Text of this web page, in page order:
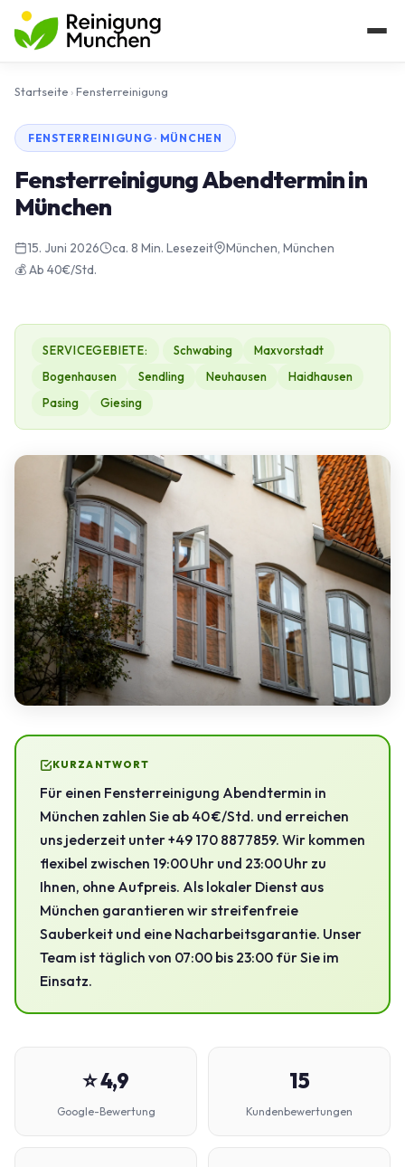
Startseite ›Fensterreinigung
FENSTERREINIGUNG · MÜNCHEN
Fensterreinigung Abendtermin in
München
15. Juni 2026 ca. 8 Min. Lesezeit
München, München
💰 Ab 40€/Std.
SERVICEGEBIETE: Schwabing
Maxvorstadt
Bogenhausen
Sendling Neuhausen
Haidhausen
Pasing
Giesing
KURZANTWORT
Für einen Fensterreinigung Abendtermin in
München zahlen Sie ab 40 €/Std. und erreichen
uns jederzeit unter +49 170 8877859. Wir kommen
flexibel zwischen 19:00 Uhr und 23:00 Uhr zu
Ihnen, ohne Aufpreis. Als lokaler Dienst aus
München garantieren wir streifenfreie
Sauberkeit und eine Nacharbeitsgarantie. Unser
Team ist täglich von 07:00 bis 23:00 für Sie im
Einsatz.
⭐ 4,9
Google-Bewertung
15
Kundenbewertungen